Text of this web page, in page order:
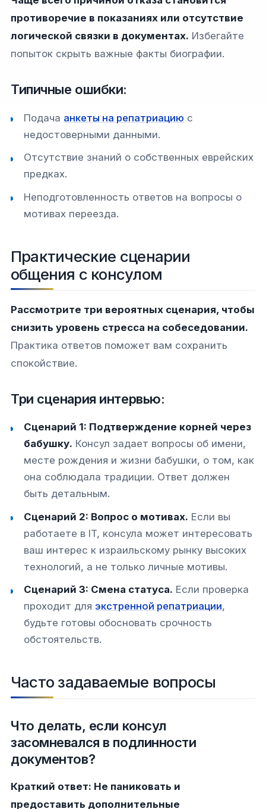
противоречие в показаниях или отсутствие
логической связки в документах. Избегайте
попыток скрыть важные факты биографии.
Типичные ошибки:
Подача анкеты на репатриацию с
недостоверными данными.
Отсутствие знаний о собственных еврейских
предках.
Неподготовленность ответов на вопросы о
мотивах переезда.
Практические сценарии
общения с консулом
Рассмотрите три вероятных сценария, чтобы
снизить уровень стресса на собеседовании.
Практика ответов поможет вам сохранить
спокойствие.
Три сценария интервью:
Сценарий 1: Подтверждение корней через
бабушку. Консул задает вопросы об имени,
месте рождения и жизни бабушки, о том, как
она соблюдала традиции. Ответ должен
быть детальным.
Сценарий 2: Вопрос о мотивах. Если вы
работаете в IT, консула может интересовать
ваш интерес к израильскому рынку высоких
технологий, а не только личные мотивы.
Сценарий 3: Смена статуса. Если проверка
проходит дляэкстренной репатриации,
будьте готовы обосновать срочность
обстоятельств.
Часто задаваемые вопросы
Что делать, если консул
засомневался в подлинности
документов?
Краткий ответ: Не паниковать и
предоставить дополнительные